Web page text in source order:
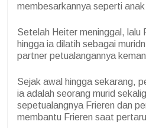
membesarkannya seperti anak
Setelah Heiter meninggal, lalu
hingga ia dilatih sebagai
partner petualangannya
Sejak awal hingga sekarang,
ia adalah seorang murid
sepetualangnya Frieren dan
membantu Frieren saat